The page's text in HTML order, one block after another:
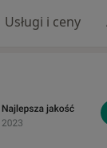
Usługi i ceny